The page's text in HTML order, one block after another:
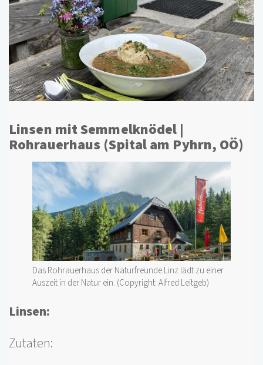
Linsen mit Semmelknödel |
Rohrauerhaus (Spital am Pyhrn, OÖ)
Das Rohrauerhaus der Naturfreunde Linz lädt zu einer
Auszeit in der Natur ein. (Copyright: Alfred Leitgeb)
Linsen:
Zutaten: